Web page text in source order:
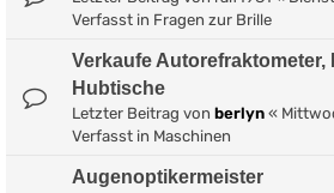
Verfasst in Fragen zur Brille
Verkaufe
Hubtische
Letzter Beitrag von berlyn «
Verfasst in Maschinen
Augenoptikermeister